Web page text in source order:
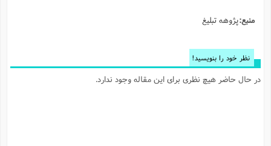
منبع:پژوهه تبلیغ
نظر خود را بنویسید!
در حال حاضر هیچ نظری برای این مقاله وجود ندارد.